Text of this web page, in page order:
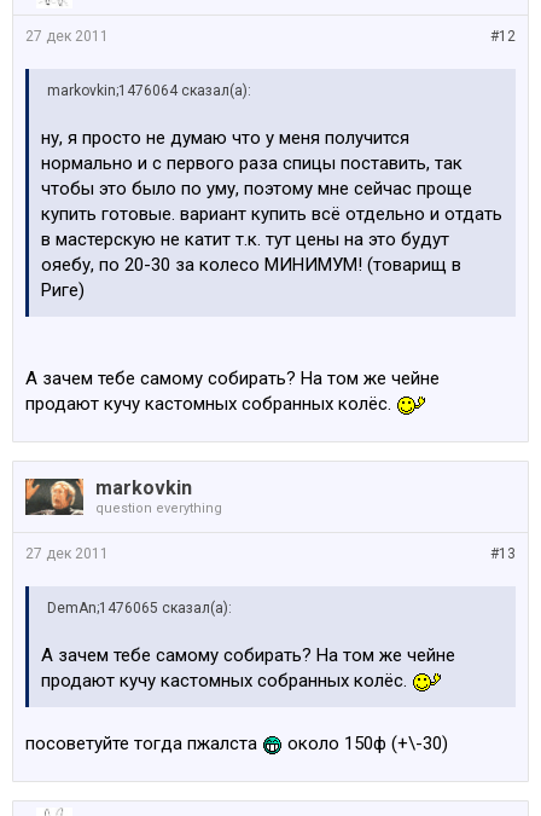
#12
27 дек 2011
markovkin;1476064 сказал(а):
ну, я просто не думаю что у меня получится
нормально и с первого раза спицы поставить, так
чтобы это было по уму, поэтому мне сейчас проще
купить готовые. вариант купить всё отдельно и отдать
в мастерскую не катит т.к. тут цены на это будут
ояебу, по 20-30 за колесо МИНИМУМ! (товарищ в
Риге)
А зачем тебе самому собирать? На том же чейне
продают кучу кастомных собранных колёс.
markovkin
question everything
#13
27 дек 2011
DemAn;1476065 сказал(а):
А зачем тебе самому собирать? На том же чейне
продают кучу кастомных собранных колёс.
посоветуйте тогда пжалста около 150ф (+\-30)